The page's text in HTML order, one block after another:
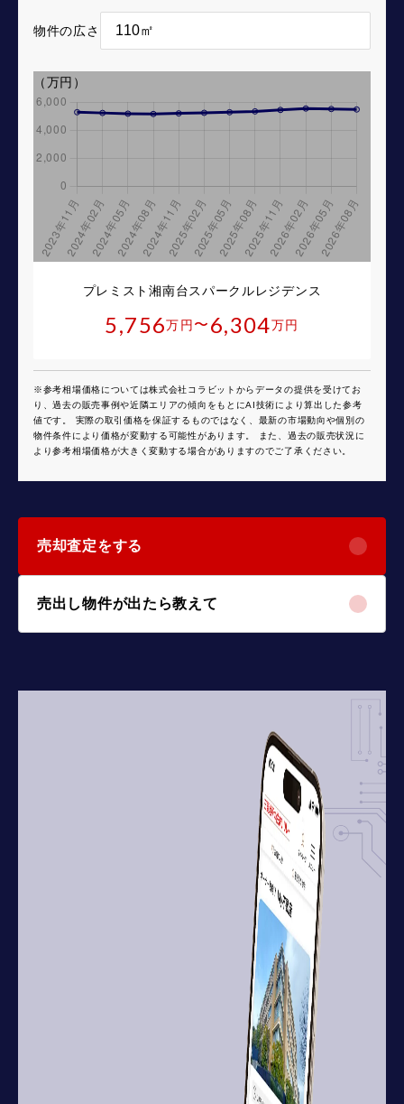
物件の広さ
プレミスト湘南台スパークルレジデンス
5,756万円 〜 6,304万円
※参考相場価格については株式会社コラビットからデータの提供を受けてお
り、過去の販売事例や近隣エリアの傾向をもとにAI技術により算出した参考
値です。 実際の取引価格を保証するものではなく、最新の市場動向や個別の
物件条件により価格が変動する可能性があります。 また、過去の販売状況に
より参考相場価格が大きく変動する場合がありますのでご了承ください。
（万円）
売却査定をする
売出し物件が出たら教えて